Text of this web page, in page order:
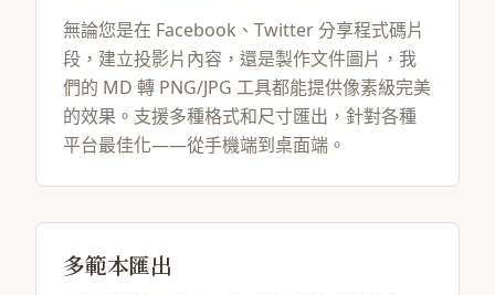
無論您是在 Facebook、Twitter 分享程式碼片
段，建立投影片內容，還是製作文件圖片，我
們的 MD 轉 PNG/JPG 工具都能提供像素級完美
的效果。支援多種格式和尺寸匯出，針對各種
平台最佳化——從手機端到桌面端。
多範本匯出